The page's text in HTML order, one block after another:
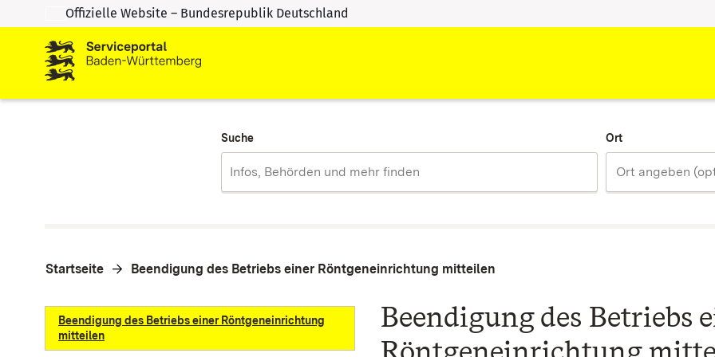
Zum Inhalt springen
Zur Suche springen
Offizielle Website – Bundesrepublik Deutschland
Suche Ort
Startseite Beendigung des Betriebs einer Röntgeneinrichtung mitteilen
Beendigung des Betriebs einer Röntgeneinrichtung
mitteilen
Beendigung des Betriebs